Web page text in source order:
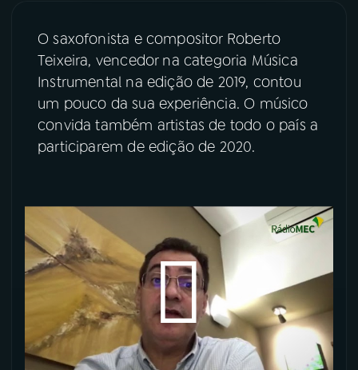
07ÚLTIMAS
08 PRÊMIO RÁDIO MEC
Instagram
TikTok
O saxofonista e compositor Roberto
Teixeira, vencedor na categoria Música
Instrumental na edição de 2019, contou
um pouco da sua experiência. O músico
convida também artistas de todo o país a
participarem de edição de 2020.